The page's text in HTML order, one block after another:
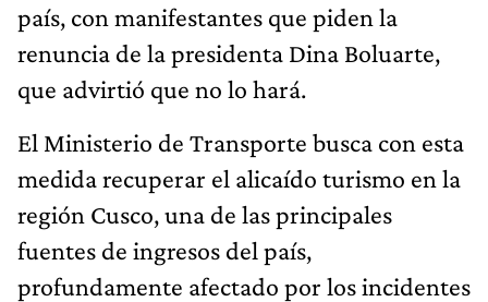
país, con manifestantes que piden la
renuncia de la presidenta Dina Boluarte,
que advirtió que no lo hará.
El Ministerio de Transporte busca con esta
medida recuperar el alicaído turismo en la
región Cusco, una de las principales
fuentes de ingresos del país,
profundamente afectado por los incidentes